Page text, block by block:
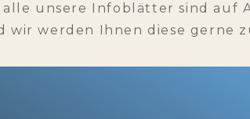
unsere Infoblätter sind auf
wir werden Ihnen diese gerne